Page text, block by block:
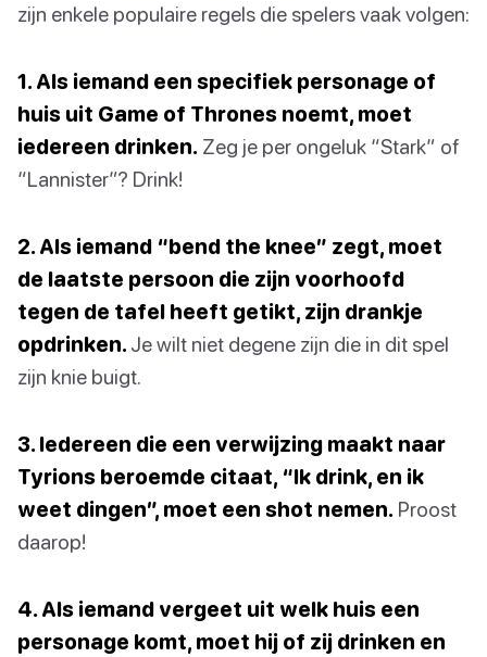
zijn enkele populaire regels die spelers vaak volgen:
1. Als iemand een specifiek personage of
huis uit Game of Thrones noemt, moet
iedereen drinken. Zeg je per ongeluk “Stark” of
“Lannister”? Drink!
2. Als iemand “bend the knee” zegt, moet
de laatste persoon die zijn voorhoofd
tegen de tafel heeft getikt, zijn drankje
opdrinken. Je wilt niet degene zijn die in dit spel
zijn knie buigt.
3. Iedereen die een verwijzing maakt naar
Tyrions beroemde citaat, “Ik drink, en ik
weet dingen”, moet een shot nemen. Proost
daarop!
4. Als iemand vergeet uit welk huis een
personage komt, moet hij of zij drinken en